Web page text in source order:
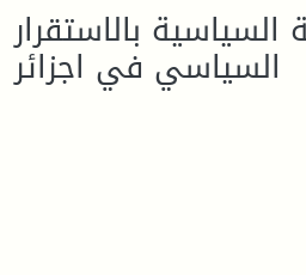
السياسية بالاستقرار
السياسي في اجزائر